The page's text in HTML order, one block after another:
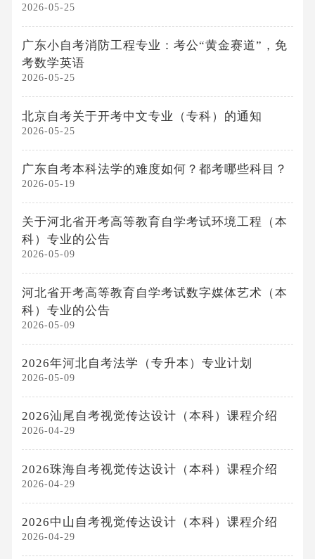
2026-05-25
广东小自考消防工程专业：考公“黄金赛道”，免
考数学英语
2026-05-25
北京自考关于开考中文专业（专科）的通知
2026-05-25
广东自考本科法学的难度如何？都考哪些科目？
2026-05-19
关于河北省开考高等教育自学考试环境工程（本
科）专业的公告
2026-05-09
河北省开考高等教育自学考试数字媒体艺术（本
科）专业的公告
2026-05-09
2026年河北自考法学（专升本）专业计划
2026-05-09
2026汕尾自考视觉传达设计（本科）课程介绍
2026-04-29
2026珠海自考视觉传达设计（本科）课程介绍
2026-04-29
2026中山自考视觉传达设计（本科）课程介绍
2026-04-29